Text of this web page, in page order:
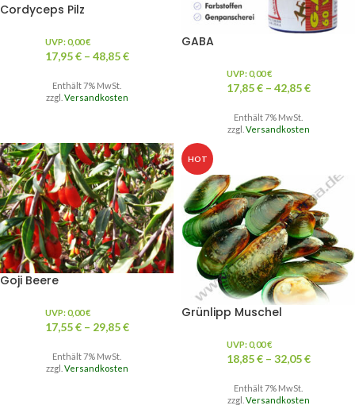
Cordyceps Pilz
UVP:0,00€
17,95€ – 48,85€
Enthält 7% MwSt.
zzgl. Versandkosten
GABA
UVP:0,00€
17,85€ – 42,85€
Enthält 7% MwSt.
zzgl. Versandkosten
Goji Beere
UVP:0,00€
17,55€ – 29,85€
Enthält 7% MwSt.
zzgl. Versandkosten
HOT
Grünlipp Muschel
UVP:0,00€
18,85€ – 32,05€
Enthält 7% MwSt.
zzgl. Versandkosten